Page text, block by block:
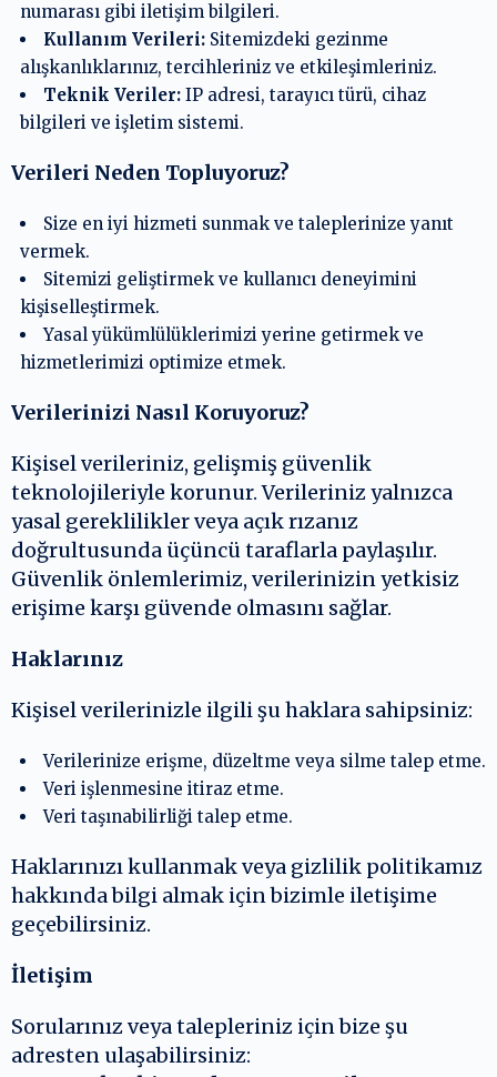
numarası gibi iletişim bilgileri.
Kullanım Verileri:Sitemizdeki gezinme
alışkanlıklarınız, tercihleriniz ve etkileşimleriniz.
Teknik Veriler:IP adresi, tarayıcı türü, cihaz
bilgileri ve işletim sistemi.
Verileri Neden Topluyoruz?
Size en iyi hizmeti sunmak ve taleplerinize yanıt
vermek.
Sitemizi geliştirmek ve kullanıcı deneyimini
kişiselleştirmek.
Yasal yükümlülüklerimizi yerine getirmek ve
hizmetlerimizi optimize etmek.
Verilerinizi Nasıl Koruyoruz?
Kişisel verileriniz, gelişmiş güvenlik
teknolojileriyle korunur. Verileriniz yalnızca
yasal gereklilikler veya açık rızanız
doğrultusunda üçüncü taraflarla paylaşılır.
Güvenlik önlemlerimiz, verilerinizin yetkisiz
erişime karşı güvende olmasını sağlar.
Haklarınız
Kişisel verilerinizle ilgili şu haklara sahipsiniz:
Verilerinize erişme, düzeltme veya silme talep etme.
Veri işlenmesine itiraz etme.
Veri taşınabilirliği talep etme.
Haklarınızı kullanmak veya gizlilik politikamız
hakkında bilgi almak için bizimle iletişime
geçebilirsiniz.
İletişim
Sorularınız veya talepleriniz için bize şu
adresten ulaşabilirsiniz: